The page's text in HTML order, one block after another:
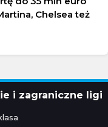
Chelsea też
i zagraniczne ligi